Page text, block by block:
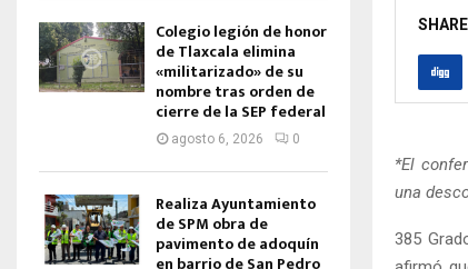
SHARE
*El
una
385
Colegio legión de honor
de Tlaxcala elimina
«militarizado» de su
nombre tras orden de
cierre de la SEP federal
agosto 6, 2026 0
Realiza Ayuntamiento
de SPM obra de
pavimento de adoquín